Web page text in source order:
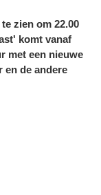
zien om 22.00
komt vanaf
met een nieuwe
en de andere